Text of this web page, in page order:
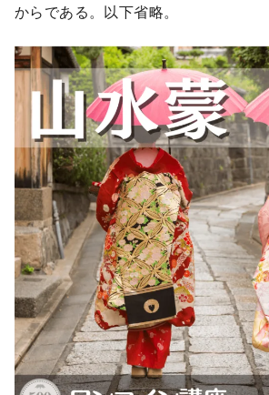
からである。以下省略。